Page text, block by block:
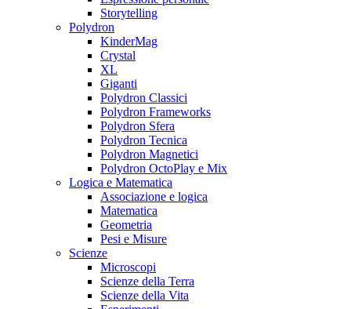
Storytelling
Polydron
KinderMag
Crystal
XL
Giganti
Polydron Classici
Polydron Frameworks
Polydron Sfera
Polydron Tecnica
Polydron Magnetici
Polydron OctoPlay e Mix
Logica e Matematica
Associazione e logica
Matematica
Geometria
Pesi e Misure
Scienze
Microscopi
Scienze della Terra
Scienze della Vita